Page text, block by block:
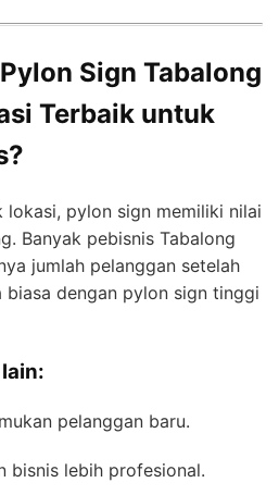
Sign Tabalong
Terbaik untuk
lokasi, pylon sign memiliki nilai
Banyak pebisnis Tabalong
jumlah pelanggan setelah
biasa dengan pylon sign tinggi
pelanggan baru.
bisnis lebih profesional.